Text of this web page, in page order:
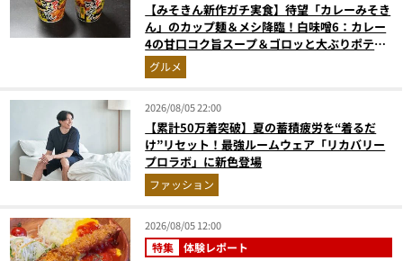
【みそきん新作ガチ実食】待望「カレーみそき
ん」のカップ麺＆メシ降臨！白味噌6：カレー
4の甘口コク旨スープ＆ゴロッと大ぶりポテト
に歓喜
グルメ
2026/08/05 22:00
【累計50万着突破】夏の蓄積疲労を“着るだ
け”リセット！最強ルームウェア「リカバリー
プロラボ」に新色登場
ファッション
2026/08/05 12:00
特集 体験レポート